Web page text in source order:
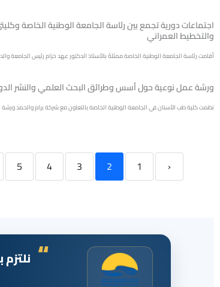
اجتماعات دورية تجمع بين رئاسة الجامعة الوطنية الخاصة
والتخطيط العمراني
أقامت رئاسة الجامعة الوطنية الخاصة ممثلةً بالأستاذ الدكتور عهد خزام رئيس الجامعة
ورشة عمل نوعية حول أسس وطرائق البحث العلمي والنشر
نظمت كلية طب الأسنان في الجامعة الوطنية الخاصة بالتعاون مع شركة برام والحمد
‹
1
2
3
4
5